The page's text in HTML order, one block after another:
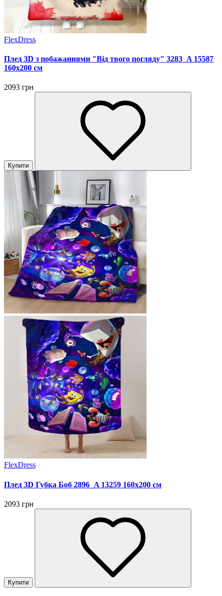
FlexDress
Плед 3D з побажаннями "Від твого погляду" 3283_A 15587
160х200 см
2093 грн
Купити
FlexDress
Плед 3D Губка Боб 2896_A 13259 160х200 см
2093 грн
Купити